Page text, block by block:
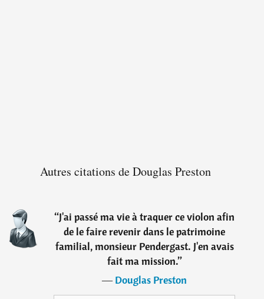
Autres citations de Douglas Preston
“J'ai passé ma vie à traquer ce violon afin
de le faire revenir dans le patrimoine
familial, monsieur Pendergast. J'en avais
fait ma mission.”
―Douglas Preston